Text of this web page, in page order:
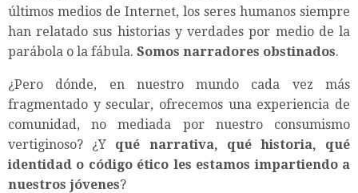
últimos medios de Internet, los seres humanos siempre
han relatado sus historias y verdades por medio de la
parábola o la fábula. Somos narradores obstinados.
¿Pero dónde, en nuestro mundo cada vez más
fragmentado y secular, ofrecemos una experiencia de
comunidad, no mediada por nuestro consumismo
vertiginoso? ¿Y qué narrativa, qué historia, qué
identidad o código ético les estamos impartiendo a
nuestros jóvenes?